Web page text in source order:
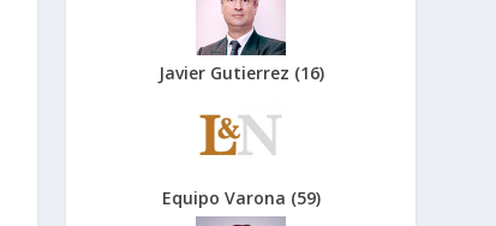
Javier Gutierrez (16)
Equipo Varona (59)